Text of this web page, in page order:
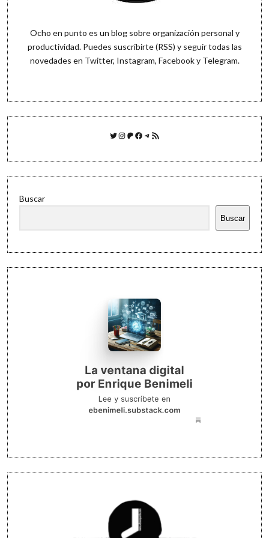
Ocho en punto es un blog sobre organización personal y
productividad. Puedes suscribirte (RSS) y seguir todas las
novedades en Twitter, Instagram, Facebooky Telegram.
Twitter
Instagram
Patreon
Facebook
Telegram
Feed RSS
Buscar
Buscar